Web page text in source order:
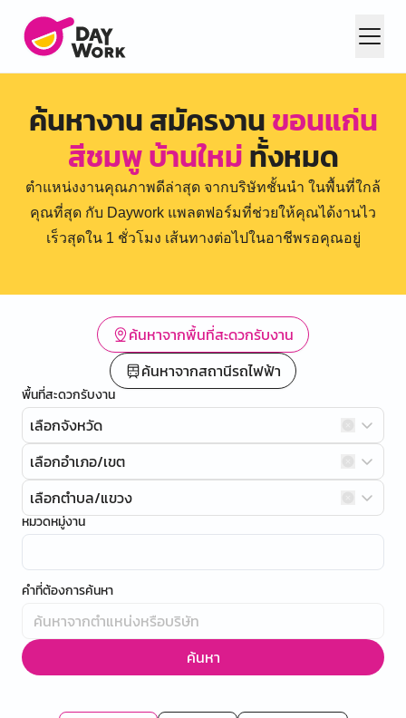
ค้นหางาน สมัครงานขอนแก่น
สีชมพู บ้านใหม่ทั้งหมด
ตำแหน่งงานคุณภาพดีล่าสุด จากบริษัทชั้นนำ ในพื้นที่ใกล้
คุณที่สุด กับ Daywork แพลตฟอร์มที่ช่วยให้คุณได้งานไว
เร็วสุดใน 1 ชั่วโมง เส้นทางต่อไปในอาชีพรอคุณอยู่
ค้นหาจากพื้นที่สะดวกรับงาน
ค้นหาจากสถานีรถไฟฟ้า
พื้นที่สะดวกรับงาน
เลือกจังหวัด
เลือกอำเภอ/เขต
เลือกตำบล/แขวง
หมวดหมู่งาน
คำที่ต้องการค้นหา
ค้นหา